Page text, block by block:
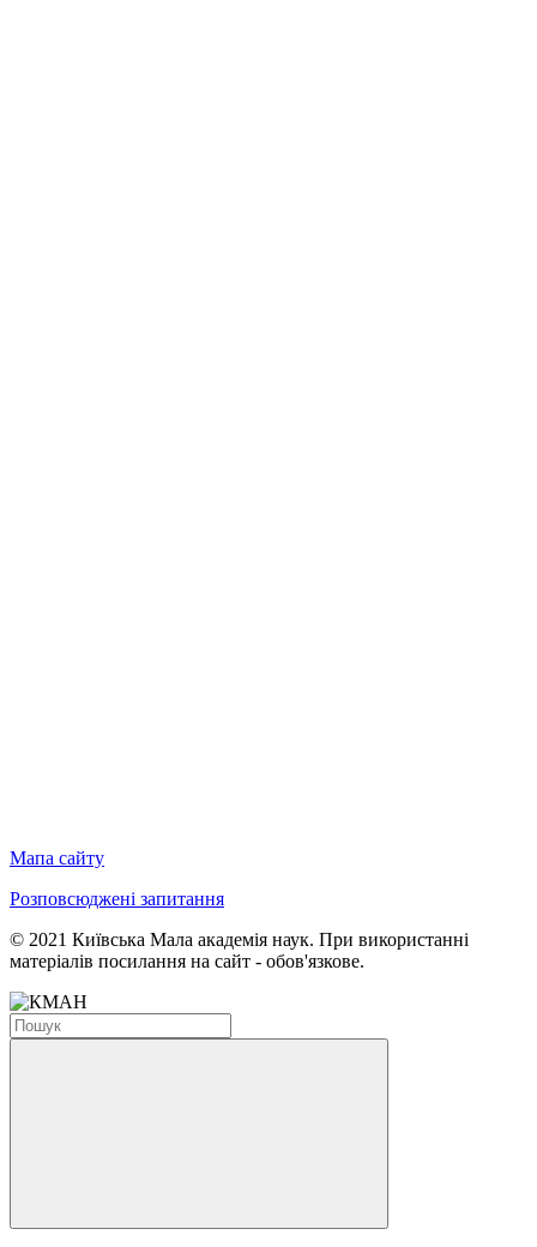
Мапа сайту
Розповсюджені запитання
© 2021 Київська Мала академія наук. При використанні
матеріалів посилання на сайт - обов'язкове.